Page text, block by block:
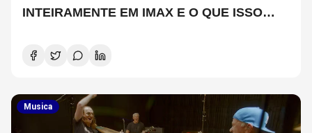
INTEIRAMENTE EM IMAX E O QUE ISSO
Musica